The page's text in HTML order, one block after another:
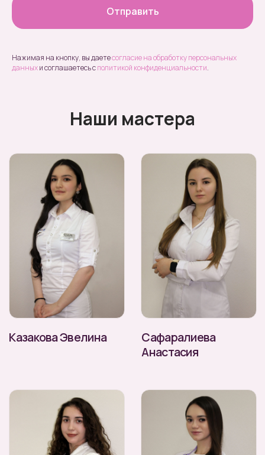
Отправить
Нажимая на кнопку, вы даетесогласие на обработку персональных
данныхи соглашаетесь cполитикой конфиденциальности.
Наши мастера